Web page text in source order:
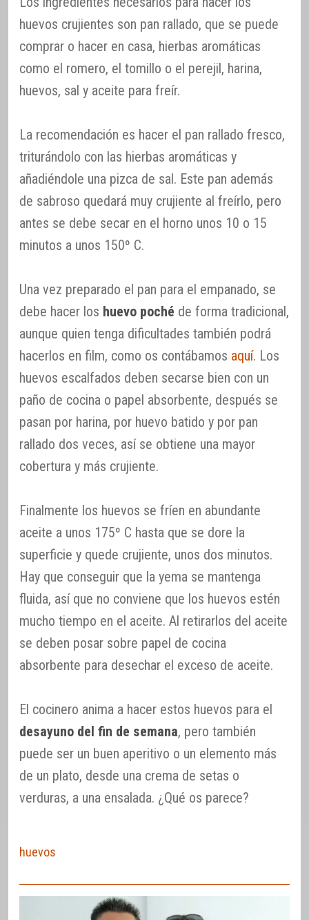
huevos crujientes son pan rallado, que se puede
comprar o hacer en casa, hierbas aromáticas
como el romero, el tomillo o el perejil, harina,
huevos, sal y aceite para freír.
La recomendación es hacer el pan rallado fresco,
triturándolo con las hierbas aromáticas y
añadiéndole una pizca de sal. Este pan además
de sabroso quedará muy crujiente al freírlo, pero
antes se debe secar en el horno unos 10 o 15
minutos a unos 150º C.
Una vez preparado el pan para el empanado, se
debe hacer los huevo poché de forma tradicional,
aunque quien tenga dificultades también podrá
hacerlos en film, como os contábamos aquí. Los
huevos escalfados deben secarse bien con un
paño de cocina o papel absorbente, después se
pasan por harina, por huevo batido y por pan
rallado dos veces, así se obtiene una mayor
cobertura y más crujiente.
Finalmente los huevos se fríen en abundante
aceite a unos 175º C hasta que se dore la
superficie y quede crujiente, unos dos minutos.
Hay que conseguir que la yema se mantenga
fluida, así que no conviene que los huevos estén
mucho tiempo en el aceite. Al retirarlos del aceite
se deben posar sobre papel de cocina
absorbente para desechar el exceso de aceite.
El cocinero anima a hacer estos huevos para el
desayuno del fin de semana, pero también
puede ser un buen aperitivo o un elemento más
de un plato, desde una crema de setas o
verduras, a una ensalada. ¿Qué os parece?
huevos